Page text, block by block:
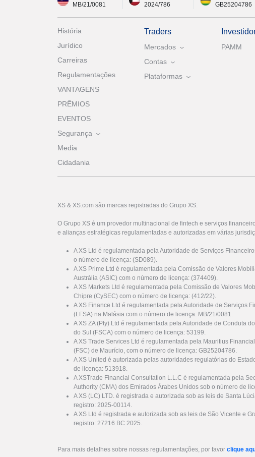
MB/21/0081
2024/786
GB25204786
História
Jurídico
Carreiras
Regulamentações
VANTAGENS
PRÊMIOS
EVENTOS
Segurança
Media
Cidadania
Traders
Mercados
Contas
Plataformas
PAMM
XS & XS.com são marcas registradas do Grupo XS.
O Grupo XS é um provedor multinacional de fintech e serviços
e alianças estratégicas regulamentadas e autorizadas em várias
A XS Ltd é regulamentada pela Autoridade de Serviços
o número de licença: (SD089).
A XS Prime Ltd é regulamentada pela Comissão de Valores
Austrália (ASIC) com o número de licença: (374409).
A XS Markets Ltd é regulamentada pela Comissão de Valores
Chipre (CySEC) com o número de licença: (412/22).
A XS Finance Ltd é regulamentada pela Autoridade de Serviços
(LFSA) na Malásia com o número de licença: MB/21/0081.
A XS ZA (Pty) Ltd é regulamentada pela Autoridade de Conduta
do Sul (FSCA) com o número de licença: 53199.
A XS Trade Services Ltd é regulamentada pela Mauritius
(FSC) de Maurício, com o número de licença: GB25204786.
A XS United é autorizada pelas autoridades regulatórias do
de licença: 513918.
A XSTrade Financial Consultation L.L.C é regulamentada pela
Authority (CMA) dos Emirados Árabes Unidos sob o número de
A XS (LC) LTD. é registrada e autorizada sob as leis de Santa
registro: 2025-00114.
A XS Ltd é registrada e autorizada sob as leis de São Vicente e
registro: 27216 BC 2025.
Para mais detalhes sobre nossas regulamentações, por favor clique